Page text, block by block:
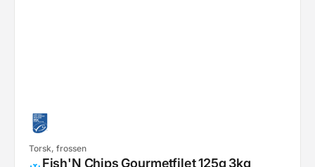
Torsk, frossen
Fish'N Chips Gourmetfilet 125g 3kg